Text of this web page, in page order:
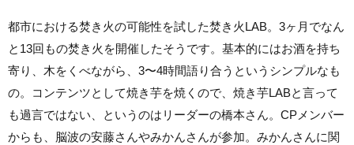
都市における焚き火の可能性を試した焚き火LAB。3ヶ月でなん
と13回もの焚き火を開催したそうです。基本的にはお酒を持ち
寄り、木をくべながら、3〜4時間語り合うというシンプルなも
の。コンテンツとして焼き芋を焼くので、焼き芋LABと言って
も過言ではない、というのはリーダーの橋本さん。CPメンバー
からも、脳波の安藤さんやみかんさんが参加。みかんさんに関